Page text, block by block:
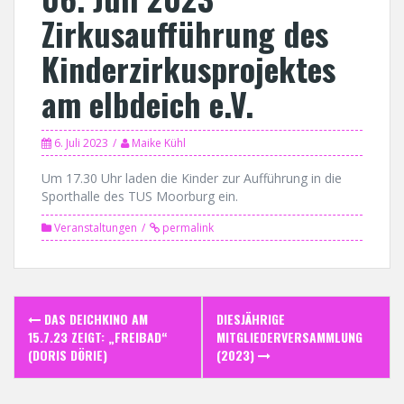
Zirkusaufführung des
Kinderzirkusprojektes
am elbdeich e.V.
6. Juli 2023 Maike Kühl
Um 17.30 Uhr laden die Kinder zur Aufführung in die
Sporthalle des TUS Moorburg ein.
Veranstaltungen permalink
Post
navigation
DAS DEICHKINO AM
15.7.23 ZEIGT: „FREIBAD“
(DORIS DÖRIE)
DIESJÄHRIGE
MITGLIEDERVERSAMMLUNG
(2023)